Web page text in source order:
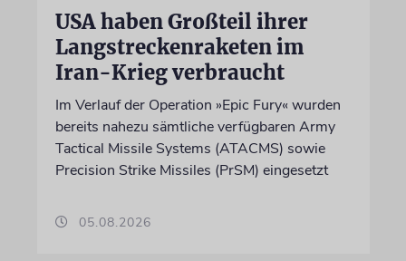
USA haben Großteil ihrer
Langstreckenraketen im
Iran-Krieg verbraucht
Im Verlauf der Operation »Epic Fury« wurden
bereits nahezu sämtliche verfügbaren Army
Tactical Missile Systems (ATACMS) sowie
Precision Strike Missiles (PrSM) eingesetzt
05.08.2026